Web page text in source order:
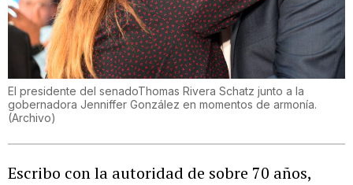
El presidente del senadoThomas Rivera Schatz junto a la
gobernadora Jenniffer González en momentos de armonía.
(Archivo)
Escribo con la autoridad de sobre 70 años,